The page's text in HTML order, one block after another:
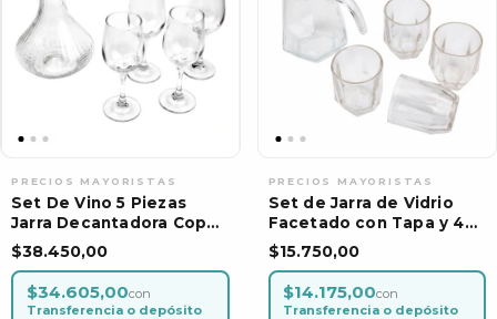
Set De Vino 5 Piezas
Jarra Decantadora Copas
Diseño Estriado
$38.450,00
$34.605,00con
Transferencia o depósito
Set de Jarra de Vidrio
Facetado con Tapa y 4
Vasos - 5 Piezas
$15.750,00
$14.175,00con
Transferencia o depósito